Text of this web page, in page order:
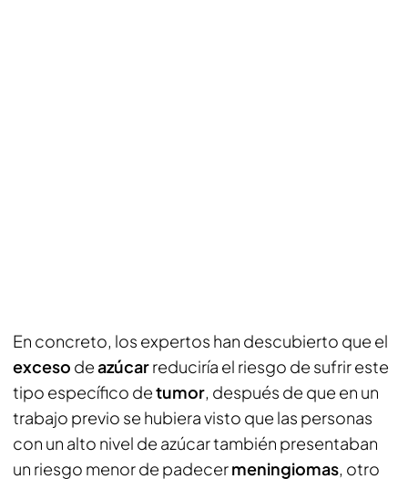
En concreto, los expertos han descubierto que el
exceso deazúcarreduciría el riesgo de sufrir este
tipo específico detumor, después de que en un
trabajo previo se hubiera visto que las personas
con un alto nivel de azúcar también presentaban
un riesgo menor de padecermeningiomas, otro